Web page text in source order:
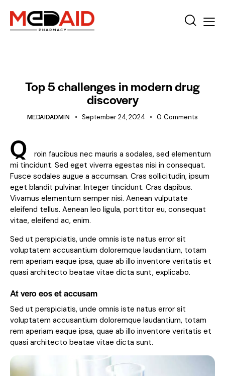
Top 5 challenges in modern drug
discovery
MEDAIDADMIN September 24, 2024 0 Comments
Q
roin faucibus nec mauris a sodales, sed elementum
mi tincidunt. Sed eget viverra egestas nisi in consequat.
Fusce sodales augue a accumsan. Cras sollicitudin, ipsum
eget blandit pulvinar. Integer tincidunt. Cras dapibus.
Vivamus elementum semper nisi. Aenean vulputate
eleifend tellus. Aenean leo ligula, porttitor eu, consequat
vitae, eleifend ac, enim.
Sed ut perspiciatis, unde omnis iste natus error sit
voluptatem accusantium doloremque laudantium, totam
rem aperiam eaque ipsa, quae ab illo inventore veritatis et
quasi architecto beatae vitae dicta sunt, explicabo.
At vero eos et accusam
Sed ut perspiciatis, unde omnis iste natus error sit
voluptatem accusantium doloremque laudantium, totam
rem aperiam eaque ipsa, quae ab illo inventore veritatis et
quasi architecto beatae vitae dicta sunt.